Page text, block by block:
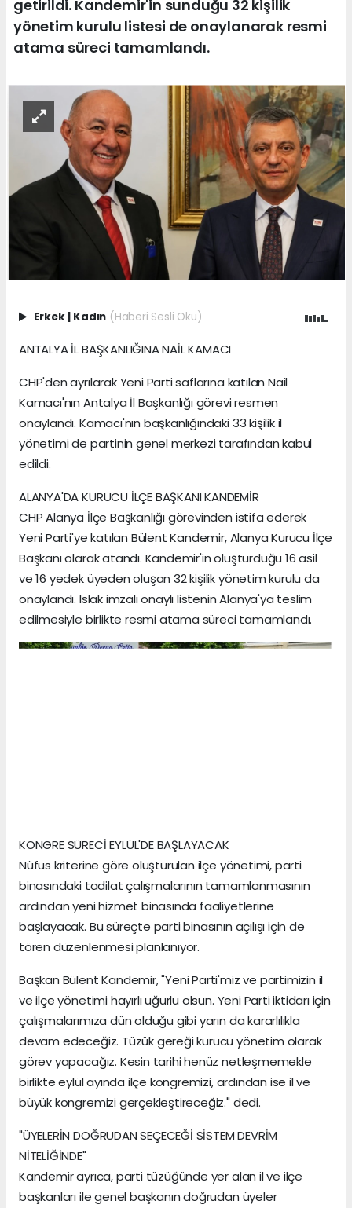
getirildi. Kandemir'in sunduğu 32 kişilik
yönetim kurulu listesi de onaylanarak resmi
atama süreci tamamlandı.
Erkek | Kadın (Haberi Sesli Oku)
ANTALYA İL BAŞKANLIĞINA NAİL KAMACI
CHP'den ayrılarak Yeni Parti saflarına katılan Nail
Kamacı'nın Antalya İl Başkanlığı görevi resmen
onaylandı. Kamacı'nın başkanlığındaki 33 kişilik il
yönetimi de partinin genel merkezi tarafından kabul
edildi.
ALANYA'DA KURUCU İLÇE BAŞKANI KANDEMİR
CHP Alanya İlçe Başkanlığı görevinden istifa ederek
Yeni Parti'ye katılan Bülent Kandemir, Alanya Kurucu İlçe
Başkanı olarak atandı. Kandemir'in oluşturduğu 16 asil
ve 16 yedek üyeden oluşan 32 kişilik yönetim kurulu da
onaylandı. Islak imzalı onaylı listenin Alanya'ya teslim
edilmesiyle birlikte resmi atama süreci tamamlandı.
KONGRE SÜRECİ EYLÜL'DE BAŞLAYACAK
Nüfus kriterine göre oluşturulan ilçe yönetimi, parti
binasındaki tadilat çalışmalarının tamamlanmasının
ardından yeni hizmet binasında faaliyetlerine
başlayacak. Bu süreçte parti binasının açılışı için de
tören düzenlenmesi planlanıyor.
Başkan Bülent Kandemir, "Yeni Parti'miz ve partimizin il
ve ilçe yönetimi hayırlı uğurlu olsun. Yeni Parti iktidarı için
çalışmalarımıza dün olduğu gibi yarın da kararlılıkla
devam edeceğiz. Tüzük gereği kurucu yönetim olarak
görev yapacağız. Kesin tarihi henüz netleşmemekle
birlikte eylül ayında ilçe kongremizi, ardından ise il ve
büyük kongremizi gerçekleştireceğiz." dedi.
"ÜYELERİN DOĞRUDAN SEÇECEĞİ SİSTEM DEVRİM
NİTELİĞİNDE"
Kandemir ayrıca, parti tüzüğünde yer alan il ve ilçe
başkanları ile genel başkanın doğrudan üyeler